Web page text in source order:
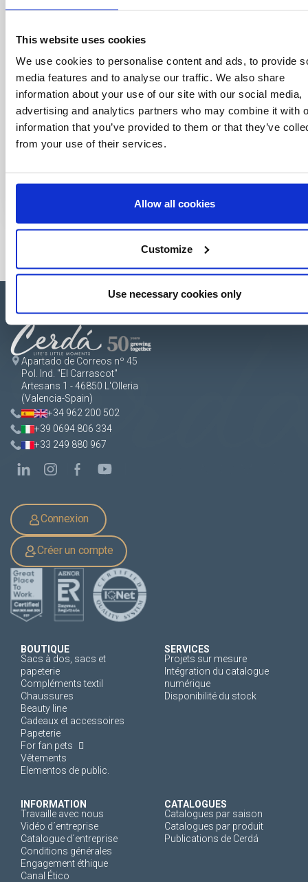
This website uses cookies
We use cookies to personalise content and ads, to provide
media features and to analyse our traffic. We also share
information about your use of our site with our social media,
advertising and analytics partners who may combine it with
information that you’ve provided to them or that they’ve
from your use of their services.
Allow all cookies
Customize
Use necessary cookies only
Apartado de Correos nº 45
Pol. Ind. "El Carrascot"
Artesans 1 - 46850 L'Olleria
(Valencia-Spain)
+34 962 200 502
+39 0694 806 334
+33 249 880 967
Connexion
Créer un compte
BOUTIQUE
Sacs à dos, sacs et
papeterie
Compléments textil
Chaussures
Beauty line
Cadeaux et accessoires
Papeterie
For fan pets
Vêtements
Elementos de public.
SERVICES
Projets sur mesure
Intégration du catalogue
numérique
Disponibilité du stock
INFORMATION
Travaille avec nous
Vidéo d´entreprise
Catalogue d´entreprise
Conditions générales
Engagement éthique
Canal Ético
CATALOGUES
Catalogues par saison
Catalogues par produit
Publications de Cerdá